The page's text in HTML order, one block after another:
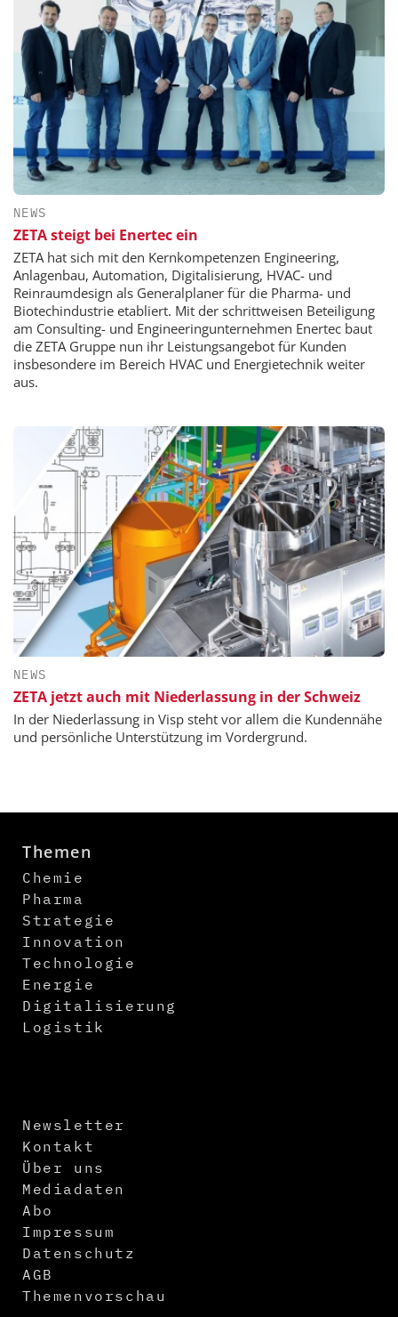
NEWS
ZETA steigt bei Enertec ein
ZETA hat sich mit den Kernkompetenzen Engineering,
Anlagenbau, Automation, Digitalisierung, HVAC- und
Reinraumdesign als Generalplaner für die Pharma- und
Biotechindustrie etabliert. Mit der schrittweisen Beteiligung
am Consulting- und Engineeringunternehmen Enertec baut
die ZETA Gruppe nun ihr Leistungsangebot für Kunden
insbesondere im Bereich HVAC und Energietechnik weiter
aus.
NEWS
ZETA jetzt auch mit Niederlassung in der Schweiz
In der Niederlassung in Visp steht vor allem die Kundennähe
und persönliche Unterstützung im Vordergrund.
Themen
Chemie
Pharma
Strategie
Innovation
Technologie
Energie
Digitalisierung
Logistik
Newsletter
Kontakt
Über uns
Mediadaten
Abo
Impressum
Datenschutz
AGB
Themenvorschau